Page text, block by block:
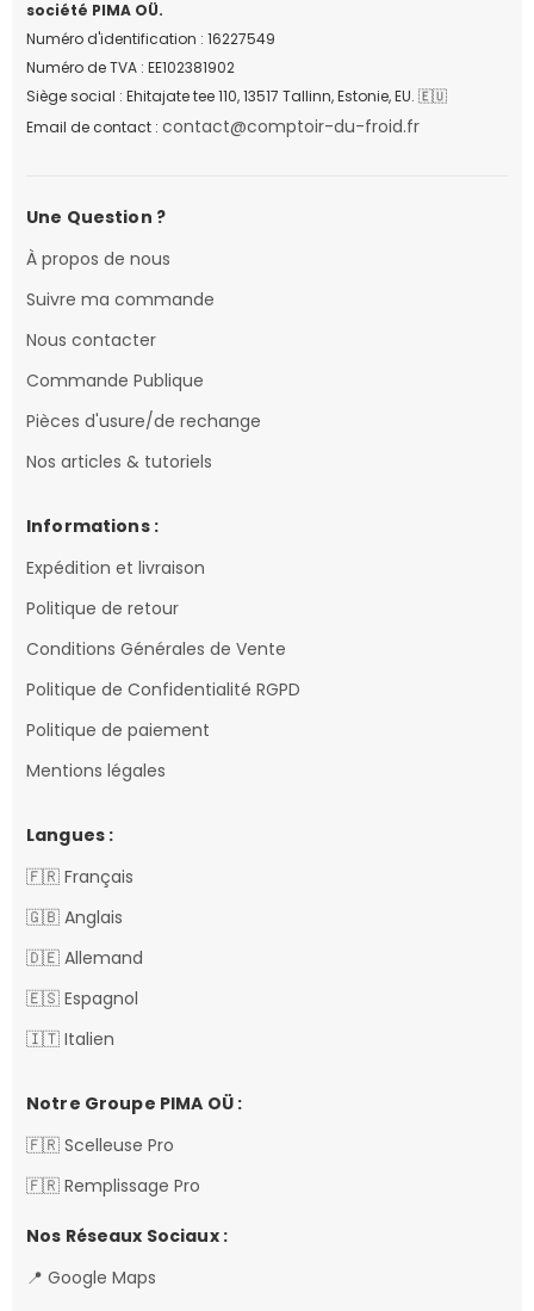
société PIMA OÜ.
Numéro d'identification : 16227549
Numéro de TVA : EE102381902
Siège social : Ehitajate tee 110, 13517 Tallinn, Estonie, EU. 🇪🇺
Email de contact : contact@comptoir-du-froid.fr
Une Question ?
À propos de nous
Suivre ma commande
Nous contacter
Commande Publique
Pièces d'usure/de rechange
Nos articles & tutoriels
Informations :
Expédition et livraison
Politique de retour
Conditions Générales de Vente
Politique de Confidentialité RGPD
Politique de paiement
Mentions légales
Langues :
🇫🇷 Français
🇬🇧 Anglais
🇩🇪 Allemand
🇪🇸 Espagnol
🇮🇹 Italien
Notre Groupe PIMA OÜ :
🇫🇷 Scelleuse Pro
🇫🇷 Remplissage Pro
Nos Réseaux Sociaux :
📍 Google Maps